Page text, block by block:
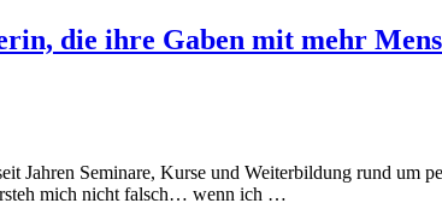
die ihre Gaben mit mehr
Jahren Seminare, Kurse und Weiterbildung rund um
mich nicht falsch… wenn ich …